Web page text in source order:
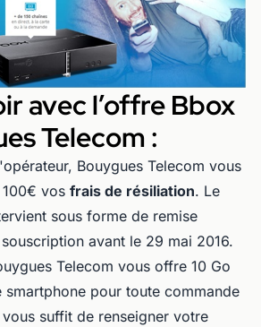
avec l’offre Bbox
Telecom :
Bouygues Telecom vous
100€ vos frais de résiliation. Le
sous forme de remise
avant le 29 mai 2016.
Telecom vous offre 10 Go
smartphone pour toute commande
suffit de renseigner votre